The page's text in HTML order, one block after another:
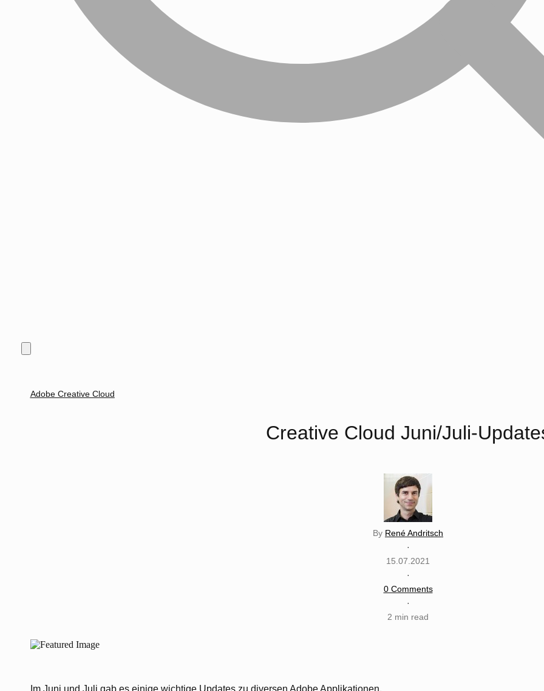
Adobe Creative Cloud
Creative Cloud Juni/Juli-
By René Andritsch
·
15.07.2021
·
0 Comments
·
2 min read
Im Juni und Juli gab es einige wichtige Updates zu diversen Adobe Applikationen.